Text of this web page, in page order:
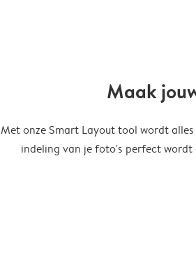
Maak
Met onze Smart Layout tool wordt
indeling van je foto's perfect